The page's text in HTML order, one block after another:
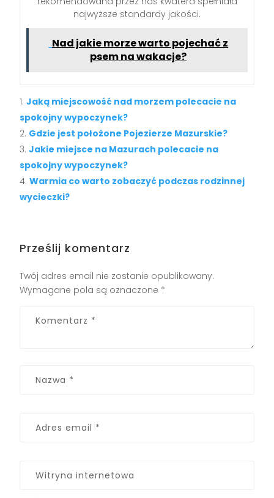
najwyższe standardy jakości.
Nad jakie morze warto pojechać z
psem na wakacje?
Jaką miejscowość nad morzem polecacie na
spokojny wypoczynek?
Gdzie jest położone Pojezierze Mazurskie?
Jakie miejsce na Mazurach polecacie na
spokojny wypoczynek?
Warmia co warto zobaczyć podczas rodzinnej
wycieczki?
Prześlij komentarz
Twój adres email nie zostanie opublikowany.
Wymagane pola są oznaczone *